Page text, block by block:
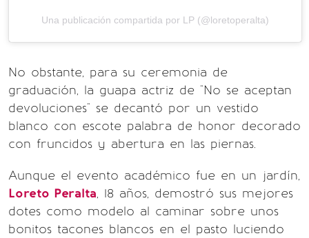
Una publicación compartida por LP (@loretoperalta)
No obstante, para su ceremonia de
graduación, la guapa actriz de "No se aceptan
devoluciones" se decantó por un vestido
blanco con escote palabra de honor decorado
con fruncidos y abertura en las piernas.
Aunque el evento académico fue en un jardín,
Loreto Peralta, 18 años, demostró sus mejores
dotes como modelo al caminar sobre unos
bonitos tacones blancos en el pasto luciendo